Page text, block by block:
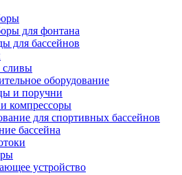
для фонтана
для бассейнов
оборудование
и поручни
компрессоры
для спортивных бассейнов
бассейна
устройство